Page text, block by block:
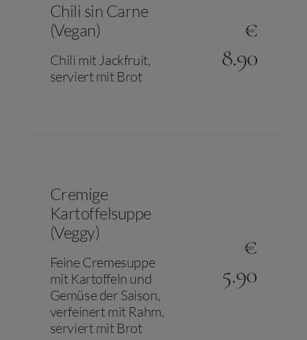
Chili sin Carne
(Vegan)
Chili mit Jackfruit,
serviert mit Brot
€
8.90
Cremige
Kartoffelsuppe
(Veggy)
Feine Cremesuppe
mit Kartoffeln und
Gemüse der Saison,
verfeinert mit Rahm,
serviert mit Brot
€
5.90